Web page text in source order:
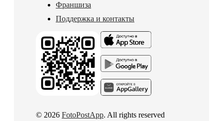
Франшиза
Поддержка и контакты
© 2026 FotoPostApp. All rights reserved